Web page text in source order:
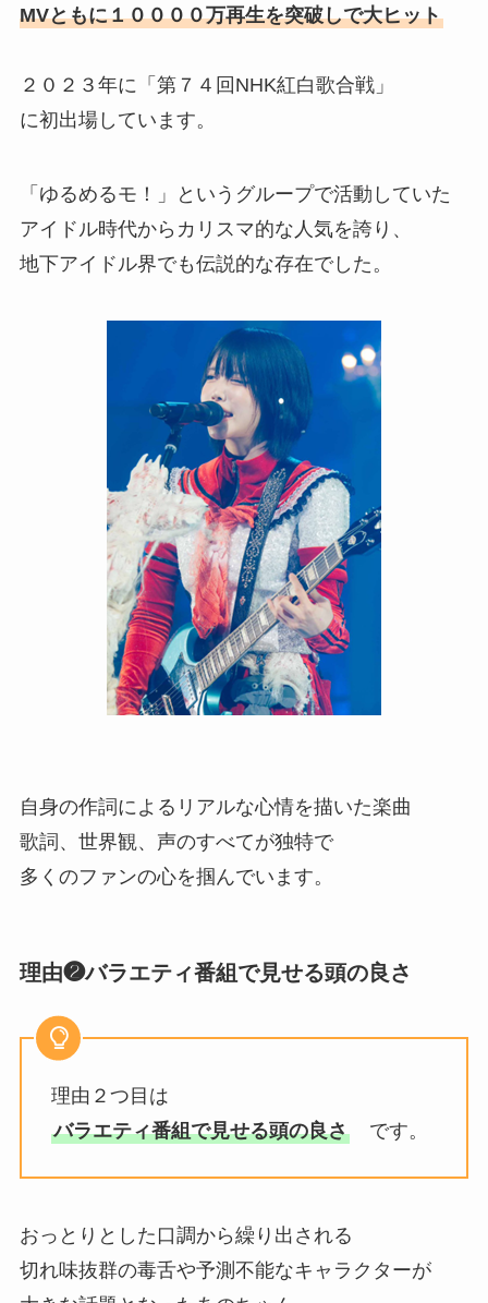
MVともに１００００万再生を突破しで大ヒット
２０２３年に「第７４回NHK紅白歌合戦」
に初出場しています。
「ゆるめるモ！」というグループで活動していた
アイドル時代からカリスマ的な人気を誇り、
地下アイドル界でも伝説的な存在でした。
自身の作詞によるリアルな心情を描いた楽曲
歌詞、世界観、声のすべてが独特で
多くのファンの心を掴んでいます。
理由❷バラエティ番組で見せる頭の良さ
理由２つ目は
バラエティ番組で見せる頭の良さです。
おっとりとした口調から繰り出される
切れ味抜群の毒舌や予測不能なキャラクターが